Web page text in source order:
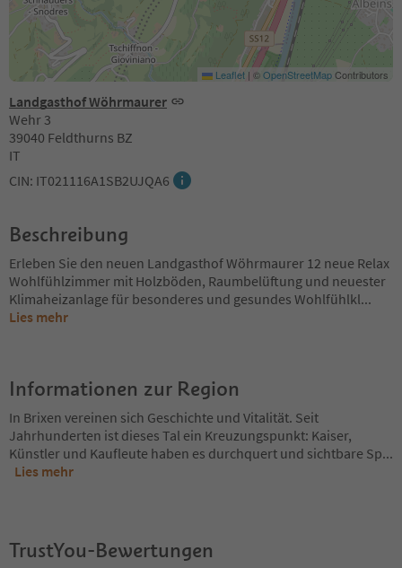
Landgasthof Wöhrmaurer
Wehr 3
39040 Feldthurns BZ
IT
CIN: IT021116A1SB2UJQA6
Leaflet | ©OpenStreetMapContributors
Beschreibung
Erleben Sie den neuen Landgasthof Wöhrmaurer 12 neue Relax
Wohlfühlzimmer mit Holzböden, Raumbelüftung und neuester
Klimaheizanlage für besonderes und gesundes Wohlfühlkl...
Lies mehr
Informationen zur Region
In Brixen vereinen sich Geschichte und Vitalität. Seit
Jahrhunderten ist dieses Tal ein Kreuzungspunkt: Kaiser,
Künstler und Kaufleute haben es durchquert und sichtbare Sp...
Lies mehr
TrustYou-Bewertungen